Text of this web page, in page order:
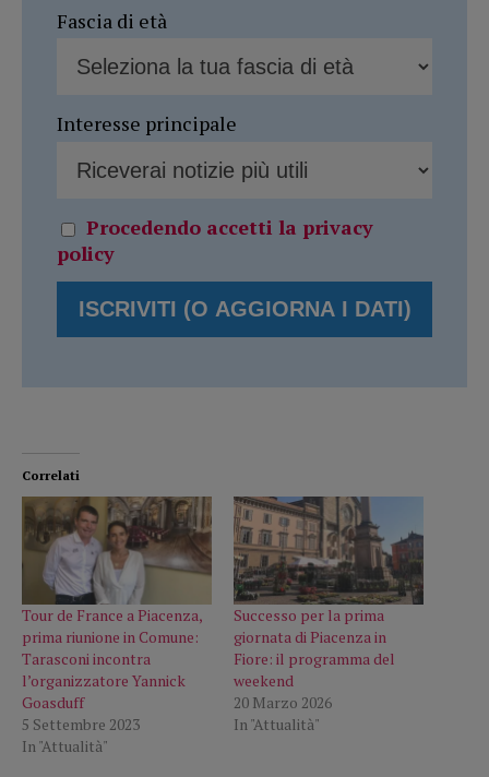
Fascia di età
Interesse principale
Procedendo accetti la privacy
policy
Correlati
Tour de France a Piacenza,
prima riunione in Comune:
Tarasconi incontra
l’organizzatore Yannick
Goasduff
5 Settembre 2023
In "Attualità"
Successo per la prima
giornata di Piacenza in
Fiore: il programma del
weekend
20 Marzo 2026
In "Attualità"